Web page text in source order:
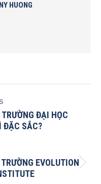
HUONG
ĐẠI HỌC
ĐẶC SẮC?
EVOLUTION